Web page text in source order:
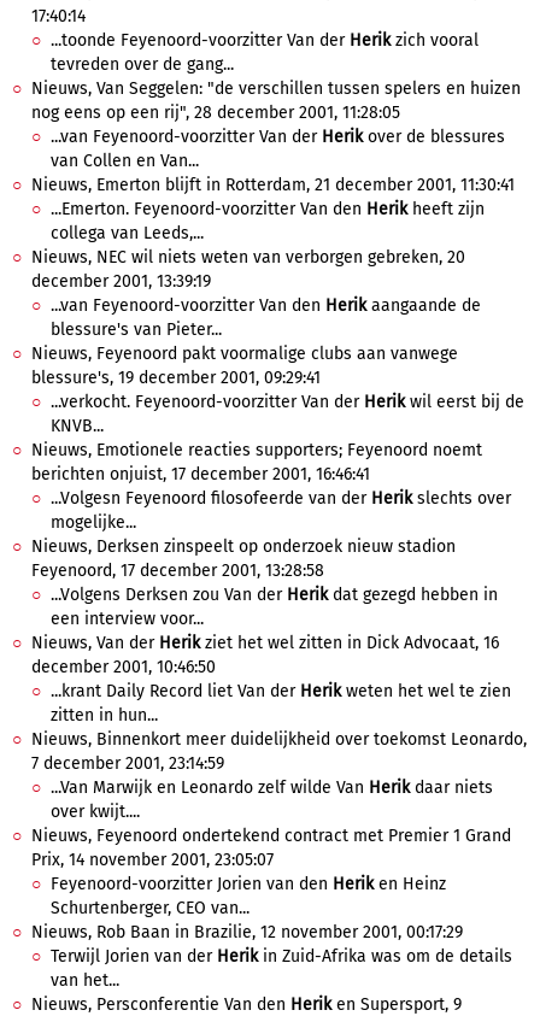
17:40:14
...toonde Feyenoord-voorzitter Van der Herikzich vooral
tevreden over de gang...
Nieuws, Van Seggelen: "de verschillen tussen spelers en huizen
nog eens op een rij", 28 december 2001, 11:28:05
...van Feyenoord-voorzitter Van der Herikover de blessures
van Collen en Van...
Nieuws, Emerton blijft in Rotterdam, 21 december 2001, 11:30:41
...Emerton. Feyenoord-voorzitter Van den Herikheeft zijn
collega van Leeds,...
Nieuws, NEC wil niets weten van verborgen gebreken, 20
december 2001, 13:39:19
...van Feyenoord-voorzitter Van den Herikaangaande de
blessure's van Pieter...
Nieuws, Feyenoord pakt voormalige clubs aan vanwege
blessure's, 19 december 2001, 09:29:41
...verkocht. Feyenoord-voorzitter Van der Herikwil eerst bij de
KNVB...
Nieuws, Emotionele reacties supporters; Feyenoord noemt
berichten onjuist, 17 december 2001, 16:46:41
...Volgesn Feyenoord filosofeerde van der Herikslechts over
mogelijke...
Nieuws, Derksen zinspeelt op onderzoek nieuw stadion
Feyenoord, 17 december 2001, 13:28:58
...Volgens Derksen zou Van der Herikdat gezegd hebben in
een interview voor...
Nieuws, Van der Herikziet het wel zitten in Dick Advocaat, 16
december 2001, 10:46:50
...krant Daily Record liet Van der Herikweten het wel te zien
zitten in hun...
Nieuws, Binnenkort meer duidelijkheid over toekomst Leonardo,
7 december 2001, 23:14:59
...Van Marwijk en Leonardo zelf wilde Van Herikdaar niets
over kwijt....
Nieuws, Feyenoord ondertekend contract met Premier 1 Grand
Prix, 14 november 2001, 23:05:07
Feyenoord-voorzitter Jorien van den Heriken Heinz
Schurtenberger, CEO van...
Nieuws, Rob Baan in Brazilie, 12 november 2001, 00:17:29
Terwijl Jorien van der Herikin Zuid-Afrika was om de details
van het...
Nieuws, Persconferentie Van den Heriken Supersport, 9